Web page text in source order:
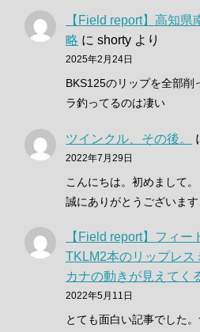
【Field report】高知
略 に shorty より
2025年2月24日
BKS125のリップを全部削
ラ釣ってるのは凄い
ツインクル、その後。
2022年7月29日
こんにちは。初めまして
誠にありがとうございます
【Field report】フィ
TKLM2本のリップレス
カナの動きが見えてく
2022年5月11日
とても面白い記事でした